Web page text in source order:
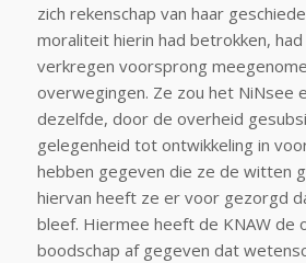
zich rekenschap van haar
moraliteit hierin had betrokken,
verkregen voorsprong
overwegingen. Ze zou het NiNsee
dezelfde, door de overheid
gelegenheid tot ontwikkeling in
hebben gegeven die ze de witten
hiervan heeft ze er voor gezorgd
bleef. Hiermee heeft de KNAW de
boodschap af gegeven dat